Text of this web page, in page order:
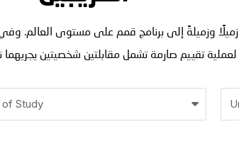
تقييم صارمة تشمل مقابلتين شخصيتين